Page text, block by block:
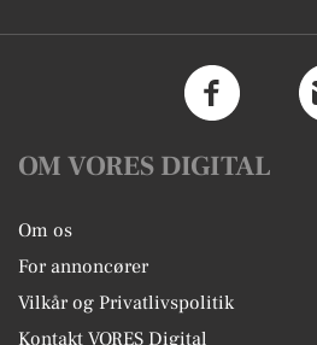
OM VORES DIGITAL
Om os
For annoncører
Vilkår og Privatlivspolitik
Kontakt VORES Digital